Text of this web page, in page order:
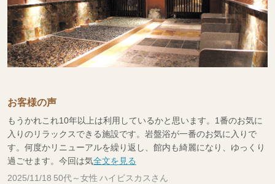
お客様の声
もうかれこれ10年以上は利用しているかと思います。1番のお気に
入りのリラックスできる施設です。岩盤浴が一番のお気に入りで
す。何度かリニューアルを繰り返し、館内も綺麗になり、ゆっくり
過ごせます。今回は気全文を見る
2025/11/18 50代～女性 ハイビスカスさん